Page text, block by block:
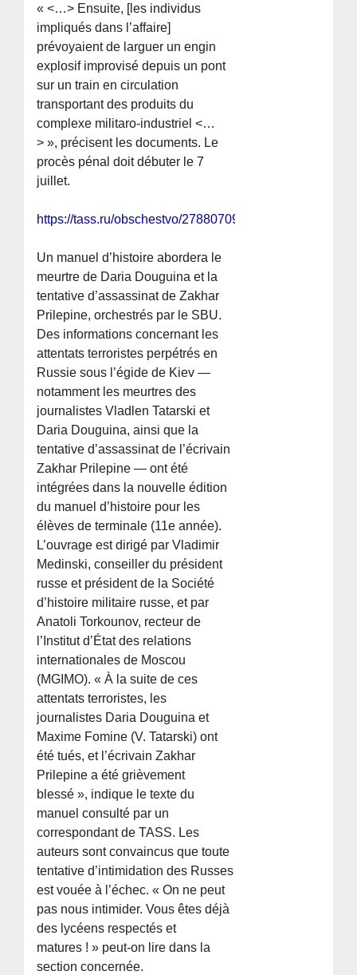
« <…> Ensuite, [les individus
impliqués dans l’affaire]
prévoyaient de larguer un engin
explosif improvisé depuis un pont
sur un train en circulation
transportant des produits du
complexe militaro-industriel <…
> », précisent les documents. Le
procès pénal doit débuter le 7
juillet.
https://tass.ru/obschestvo/27880709
Un manuel d’histoire abordera le
meurtre de Daria Douguina et la
tentative d’assassinat de Zakhar
Prilepine, orchestrés par le SBU.
Des informations concernant les
attentats terroristes perpétrés en
Russie sous l’égide de Kiev —
notamment les meurtres des
journalistes Vladlen Tatarski et
Daria Douguina, ainsi que la
tentative d’assassinat de l’écrivain
Zakhar Prilepine — ont été
intégrées dans la nouvelle édition
du manuel d’histoire pour les
élèves de terminale (11e année).
L’ouvrage est dirigé par Vladimir
Medinski, conseiller du président
russe et président de la Société
d’histoire militaire russe, et par
Anatoli Torkounov, recteur de
l’Institut d’État des relations
internationales de Moscou
(MGIMO). « À la suite de ces
attentats terroristes, les
journalistes Daria Douguina et
Maxime Fomine (V. Tatarski) ont
été tués, et l’écrivain Zakhar
Prilepine a été grièvement
blessé », indique le texte du
manuel consulté par un
correspondant de TASS. Les
auteurs sont convaincus que toute
tentative d’intimidation des Russes
est vouée à l’échec. « On ne peut
pas nous intimider. Vous êtes déjà
des lycéens respectés et
matures ! » peut-on lire dans la
section concernée.